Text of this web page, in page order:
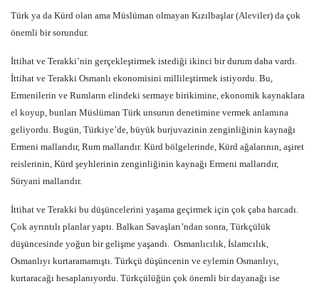
Türk ya da Kürd olan ama Müslüman olmayan Kızılbaşlar (Aleviler) da çok
önemli bir sorundur.
İttihat ve Terakki’nin gerçekleştirmek istediği ikinci bir durum daha vardı.
İttihat ve Terakki Osmanlı ekonomisini millileştirmek istiyordu. Bu,
Ermenilerin ve Rumların elindeki sermaye birikimine, ekonomik kaynaklara
el koyup, bunları Müslüman Türk unsurun denetimine vermek anlamına
geliyordu. Bugün, Türkiye’de, büyük burjuvazinin zenginliğinin kaynağı
Ermeni mallarıdır, Rum mallarıdır. Kürd bölgelerinde, Kürd ağalarının, aşiret
reislerinin, Kürd şeyhlerinin zenginliğinin kaynağı Ermeni mallarıdır,
Süryani mallarıdır.
İttihat ve Terakki bu düşüncelerini yaşama geçirmek için çok çaba harcadı.
Çok ayrıntılı planlar yaptı. Balkan Savaşları’ndan sonra, Türkçülük
düşüncesinde yoğun bir gelişme yaşandı. Osmanlıcılık, İslamcılık,
Osmanlıyı kurtaramamıştı. Türkçü düşüncenin ve eylemin Osmanlıyı,
kurtaracağı hesaplanıyordu. Türkçülüğün çok önemli bir dayanağı ise